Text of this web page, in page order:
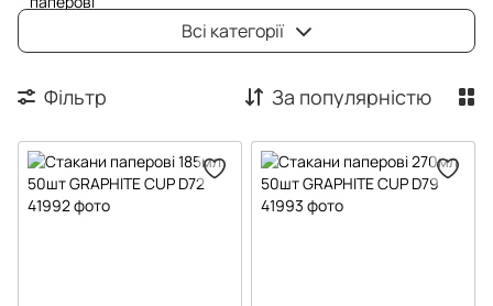
Стакани паперові гофровані
Кришки для паперових стаканів
Тримачі для паперових стаканів
Столові прибори
Всі категорії
Фільтр За популярністю